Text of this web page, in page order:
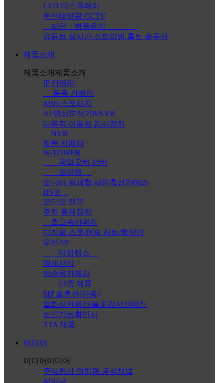
LED 디스플레이
무선태양광 CCTV
방탄ㆍ방폭유리
유튜브 실시간 스트리밍 홍보 솔루션
제품소개
제품소개제품소개
IP 카메라
동축 카메라
서버/스토리지
AI 영상분석기&NVR
다목적 이동형 감시장치
NVR
방폭 카메라
W-TOWER
패일오버 서버
프리캠
모니터 일체형 체온측정카메라
DVR
오디오 앰프
주차 통제장치
초고속카메라
디지털 스폿/POE 허브/확장기
무선AP
타임랩스
액세서리
방송용카메라
단종 제품
SIP 솔루션(단종)
열화상카메라/불꽃감지카메라
보안기능확인서
TTA 제품
미디어
미디어 미디어
주식회사 와치캠 공식채널
씨읽남